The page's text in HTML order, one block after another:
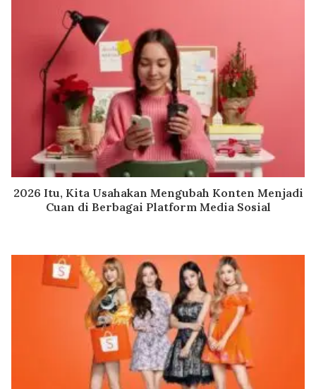
2026 Itu, Kita Usahakan Mengubah Konten Menjadi
Cuan di Berbagai Platform Media Sosial